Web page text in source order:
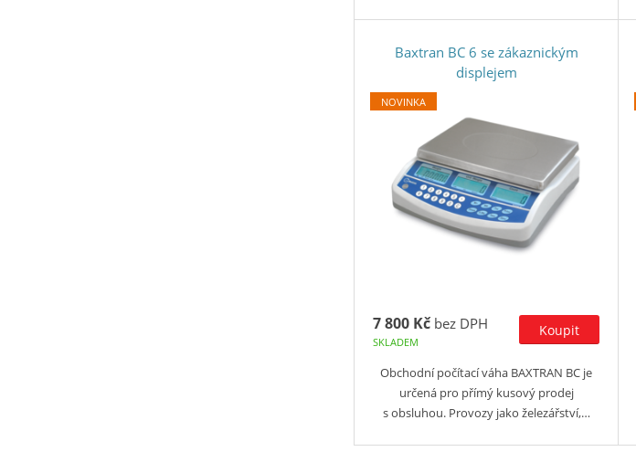
Baxtran BC 6 se zákaznickým
displejem
7 800 Kč bez DPH
SKLADEM
Obchodní počítací váha BAXTRAN BC je
určená pro přímý kusový prodej
s obsluhou. Provozy jako železářství,…
NOVINKA